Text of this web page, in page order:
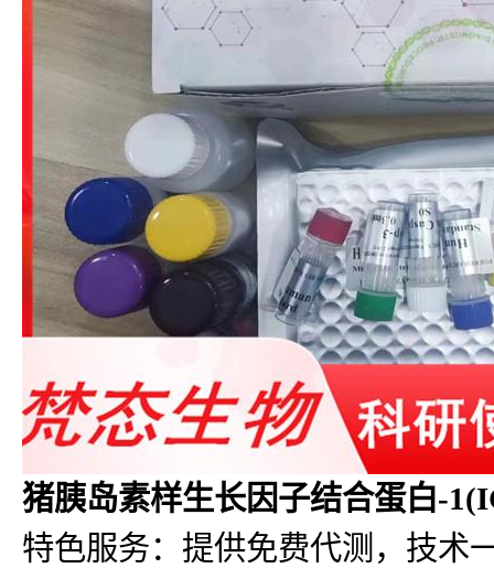
猪胰岛素样生长因子结合蛋白-
特色服务：提供免费代测，技术